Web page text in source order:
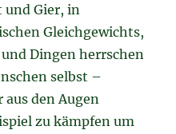
und Gier, in
Gleichgewichts,
Dingen herrschen
selbst –
den Augen
zu kämpfen um